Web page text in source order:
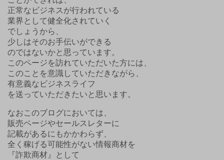
正常なビジネスが行われている
業界として健全化されていく
でしょうから、
少しはそのお手伝いができる
のではないかと思っています。
このページを訪れていただいた方には、
このことを意識していただきながら、
有意義なビジネスライフ
を送っていただきたいと思います。
なおこのブログにおいては、
販売ページやセールスレターに
記載があるにもかかわらず、
全く稼げる可能性がない情報商材を
『詐欺商材』として